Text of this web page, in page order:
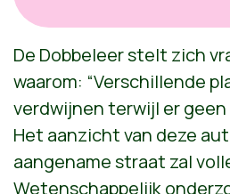
De Dobbeleer stelt zich
waarom: “Verschillende
verdwijnen terwijl er
Het aanzicht van deze
aangename straat zal
Wetenschappelijk